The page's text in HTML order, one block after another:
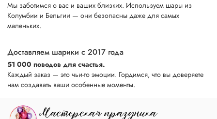
Мы заботимся о вас и ваших близких. Используем шары из
Колумбии и Бельгии — они безопасны даже для самых
маленьких.
Доставляем шарики с 2017 года
51 000 поводов для счастья.
Каждый заказ — это чьи-то эмоции. Гордимся, что вы доверяете
нам создавать ваши особенные моменты.